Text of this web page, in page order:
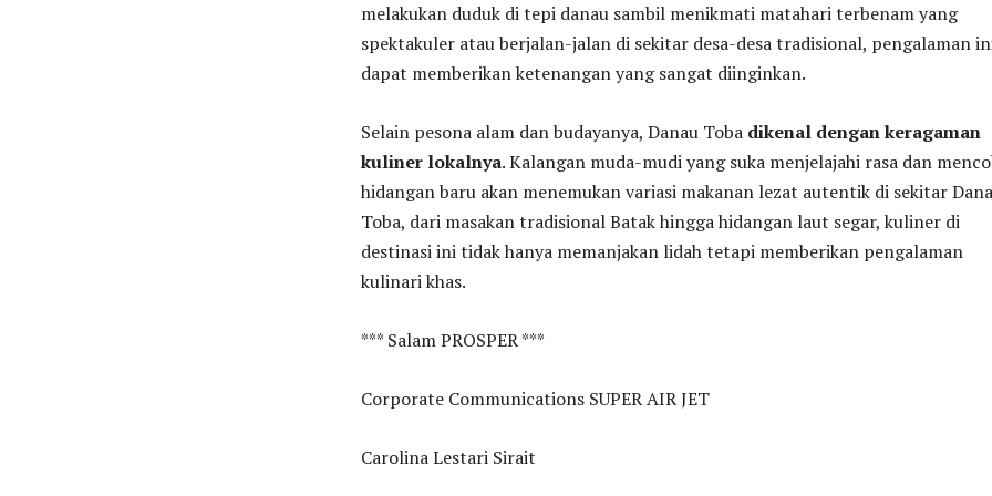
melakukan duduk di tepi danau sambil menikmati matahari terbenam yang
spektakuler atau berjalan-jalan di sekitar desa-desa tradisional, pengalaman
dapat memberikan ketenangan yang sangat diinginkan.
Selain pesona alam dan budayanya, Danau Toba dikenal dengan keragaman
kuliner lokalnya. Kalangan muda-mudi yang suka menjelajahi rasa dan
hidangan baru akan menemukan variasi makanan lezat autentik di sekitar
Toba, dari masakan tradisional Batak hingga hidangan laut segar, kuliner di
destinasi ini tidak hanya memanjakan lidah tetapi memberikan pengalaman
kulinari khas.
*** Salam PROSPER ***
Corporate Communications SUPER AIR JET
Carolina Lestari Sirait